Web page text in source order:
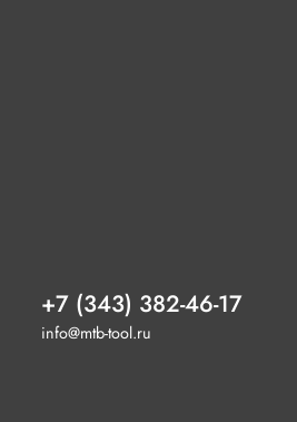
+7 (343) 382-46-17
info@mtb-tool.ru